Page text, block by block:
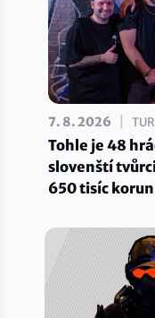
7. 8. 2026
Tohle je 48
slovenští
650 tisíc korun